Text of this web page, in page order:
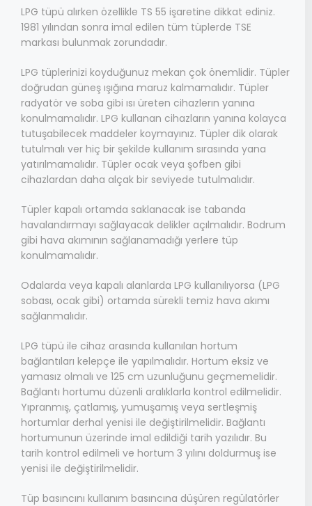
LPG tüpü alırken özellikle TS 55 işaretine dikkat ediniz.
1981 yılından sonra imal edilen tüm tüplerde TSE
markası bulunmak zorundadır.
LPG tüplerinizi koyduğunuz mekan çok önemlidir. Tüpler
doğrudan güneş ışığına maruz kalmamalıdır. Tüpler
radyatör ve soba gibi ısı üreten cihazlerın yanına
konulmamalıdır. LPG kullanan cihazların yanına kolayca
tutuşabilecek maddeler koymayınız. Tüpler dik olarak
tutulmalı ver hiç bir şekilde kullanım sırasında yana
yatırılmamalıdır. Tüpler ocak veya şofben gibi
cihazlardan daha alçak bir seviyede tutulmalıdır.
Tüpler kapalı ortamda saklanacak ise tabanda
havalandırmayı sağlayacak delikler açılmalıdır. Bodrum
gibi hava akımının sağlanamadığı yerlere tüp
konulmamalıdır.
Odalarda veya kapalı alanlarda LPG kullanılıyorsa (LPG
sobası, ocak gibi) ortamda sürekli temiz hava akımı
sağlanmalıdır.
LPG tüpü ile cihaz arasında kullanılan hortum
bağlantıları kelepçe ile yapılmalıdır. Hortum eksiz ve
yamasız olmalı ve 125 cm uzunluğunu geçmemelidir.
Bağlantı hortumu düzenli aralıklarla kontrol edilmelidir.
Yıpranmış, çatlamış, yumuşamış veya sertleşmiş
hortumlar derhal yenisi ile değiştirilmelidir. Bağlantı
hortumunun üzerinde imal edildiği tarih yazılıdır. Bu
tarih kontrol edilmeli ve hortum 3 yılını doldurmuş ise
yenisi ile değiştirilmelidir.
Tüp basıncını kullanım basıncına düşüren regülatörler